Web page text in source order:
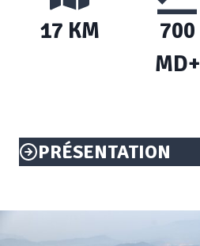
17 KM
700
MD+
PRÉSENTATION